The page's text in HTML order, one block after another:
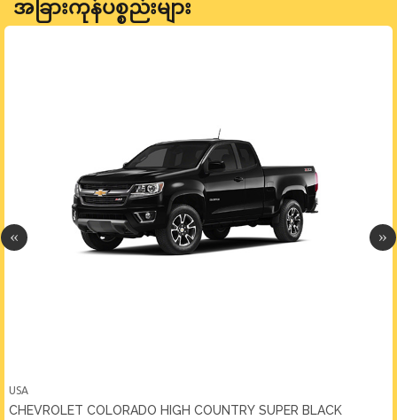
အခြားကုန်ပစ္စည်းများ
USA
CHEVROLET COLORADO HIGH COUNTRY SUPER BLACK